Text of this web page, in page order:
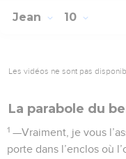
Jean 10
Les vidéos ne sont pas
La parabole du
1 —Vraiment, je vous
porte dans l’enclos où